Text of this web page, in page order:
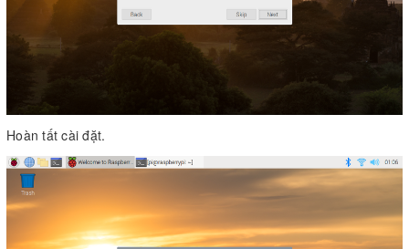
Hoàn tất cài đặt.